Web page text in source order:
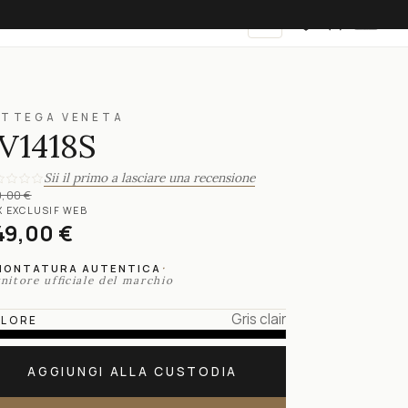
VENETA
Sii il primo a lasciare una recensione
€
EXCLUSIF WEB
€
AUTENTICA ·
ufficiale del marchio
Gris clair
AGGIUNGI ALLA CUSTODIA